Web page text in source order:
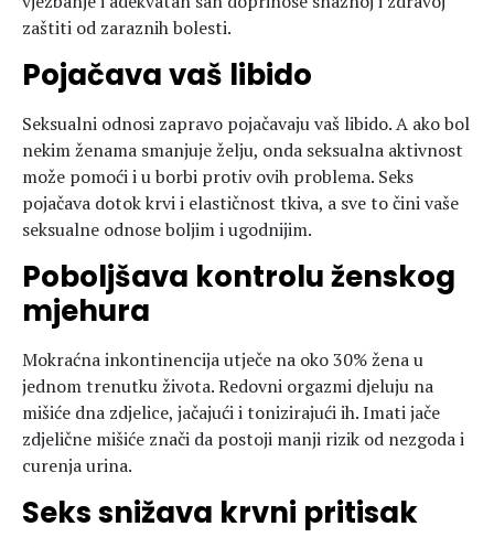
zaštiti od zaraznih bolesti.
Pojačava vaš libido
Seksualni odnosi zapravo pojačavaju vaš libido. A ako bol
nekim ženama smanjuje želju, onda seksualna aktivnost
može pomoći i u borbi protiv ovih problema. Seks
pojačava dotok krvi i elastičnost tkiva, a sve to čini vaše
seksualne odnose boljim i ugodnijim.
Poboljšava kontrolu ženskog
mjehura
Mokraćna inkontinencija utječe na oko 30% žena u
jednom trenutku života. Redovni orgazmi djeluju na
mišiće dna zdjelice, jačajući i tonizirajući ih. Imati jače
zdjelične mišiće znači da postoji manji rizik od nezgoda i
curenja urina.
Seks snižava krvni pritisak